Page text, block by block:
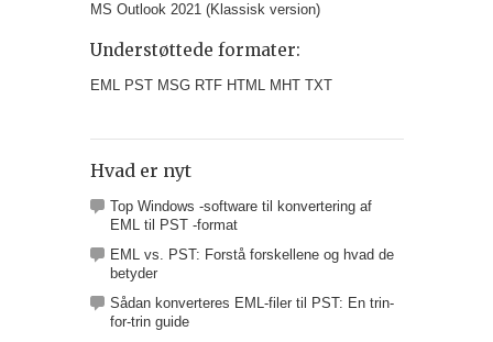
MS Outlook 2021 (Klassisk version)
Understøttede formater:
EML PST MSG RTF HTML MHT TXT
Hvad er nyt
Top Windows -software til konvertering af
EML til PST -format
EML vs. PST: Forstå forskellene og hvad de
betyder
Sådan konverteres EML-filer til PST: En trin-
for-trin guide